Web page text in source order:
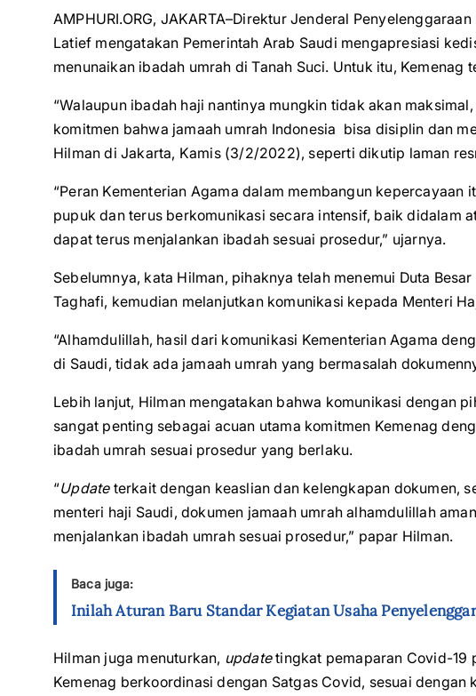
AMPHURI.ORG, JAKARTA–Direktur Jenderal
Latief mengatakan Pemerintah Arab Saudi mengapresiasi
menunaikan ibadah umrah di Tanah Suci. Untuk itu, Kemenag
“Walaupun ibadah haji nantinya mungkin tidak akan
komitmen bahwa jamaah umrah Indonesia bisa disiplin dan
Hilman di Jakarta, Kamis (3/2/2022), seperti dikutip laman
“Peran Kementerian Agama dalam membangun kepercayaan
pupuk dan terus berkomunikasi secara intensif, baik didalam
dapat terus menjalankan ibadah sesuai prosedur,” ujarnya.
Sebelumnya, kata Hilman, pihaknya telah menemui Duta
Taghafi, kemudian melanjutkan komunikasi kepada Menteri
“Alhamdulillah, hasil dari komunikasi Kementerian Agama
di Saudi, tidak ada jamaah umrah yang bermasalah
Lebih lanjut, Hilman mengatakan bahwa komunikasi dengan
sangat penting sebagai acuan utama komitmen Kemenag
ibadah umrah sesuai prosedur yang berlaku.
“Updateterkait dengan keaslian dan kelengkapan dokumen,
menteri haji Saudi, dokumen jamaah umrah alhamdulillah
menjalankan ibadah umrah sesuai prosedur,” papar Hilman.
Baca juga:
Inilah Aturan Baru Standar Kegiatan Usaha
Hilman juga menuturkan, updatetingkat pemaparan Covid-19
Kemenag berkoordinasi dengan Satgas Covid, sesuai